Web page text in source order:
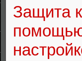
Защита